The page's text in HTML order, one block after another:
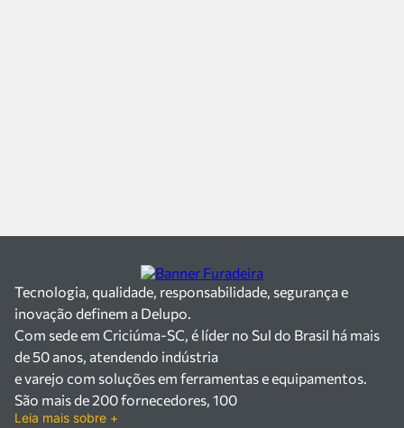
Tecnologia, qualidade, responsabilidade, segurança e
inovação definem a Delupo.
Com sede em Criciúma-SC, é líder no Sul do Brasil há mais
de 50 anos, atendendo indústria
e varejo com soluções em ferramentas e equipamentos.
São mais de 200 fornecedores, 100
mil itens à pronta entrega e uma equipe qualificada em
Leia mais sobre +